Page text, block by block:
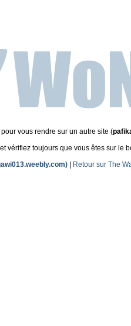
vous rendre sur un autre site (
vérifiez toujours que vous êtes sur le
Retour sur The